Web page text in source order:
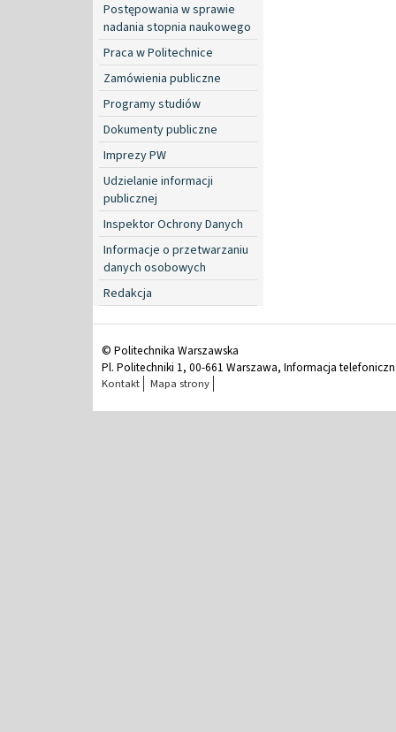
Postępowania w sprawie
nadania stopnia naukowego
Praca w Politechnice
Zamówienia publiczne
Programy studiów
Dokumenty publiczne
Imprezy PW
Udzielanie informacji
publicznej
Inspektor Ochrony Danych
Informacje o przetwarzaniu
danych osobowych
Redakcja
© Politechnika Warszawska
Pl. Politechniki 1, 00-661 Warszawa, Informacja
Kontakt Mapa strony